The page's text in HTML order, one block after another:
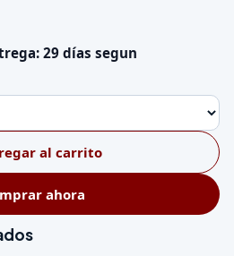
29 días segun
al carrito
ahora